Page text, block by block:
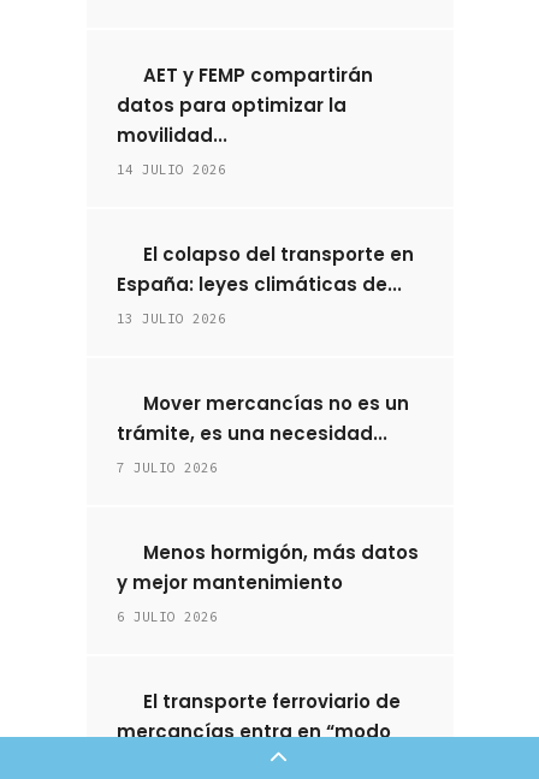
AET y FEMP compartirán
datos para optimizar la
movilidad...
14 JULIO 2026
El colapso del transporte en
España: leyes climáticas de...
13 JULIO 2026
Mover mercancías no es un
trámite, es una necesidad...
7 JULIO 2026
Menos hormigón, más datos
y mejor mantenimiento
6 JULIO 2026
El transporte ferroviario de
mercancías entra en “modo
supervivencia”:...